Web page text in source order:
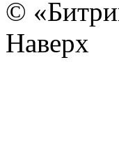
©
Наверх